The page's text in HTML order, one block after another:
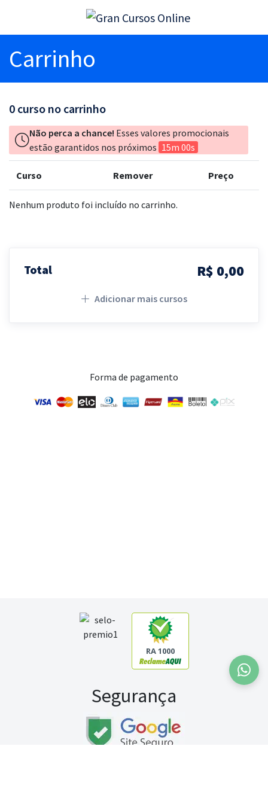
Carrinho
0 curso no carrinho
Não perca a chance! Esses valores promocionais
estão garantidos nos próximos 15m 00s
Curso Remover Preço
Nenhum produto foi incluído no carrinho.
Total R$ 0,00
Adicionar mais cursos
Forma de pagamento
RA 1000
Segurança